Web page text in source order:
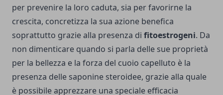
per prevenire la loro caduta, sia per favorirne la
crescita, concretizza la sua azione benefica
soprattutto grazie alla presenza di fitoestrogeni. Da
non dimenticare quando si parla delle sue proprietà
per la bellezza e la forza del cuoio capelluto è la
presenza delle saponine steroidee, grazie alla quale
è possibile apprezzare una speciale efficacia